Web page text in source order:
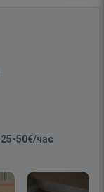
25-50€/час